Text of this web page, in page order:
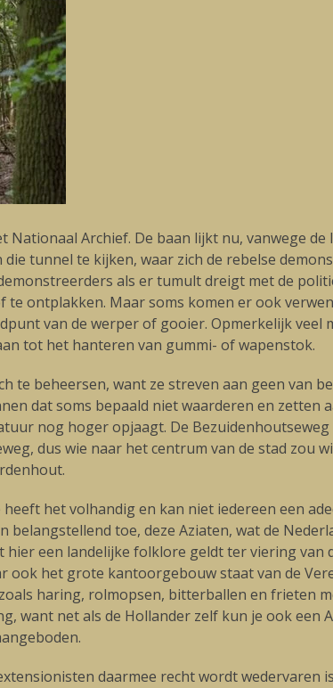
Archief. De baan lijkt nu, vanwege
tunnel te kijken, waar zich de rebelse
als er tumult dreigt met de
ontplakken. Maar soms komen er ook
van de werper of gooier. Opmerkelijk veel
tot het hanteren van gummi- of wapenstok.
beheersen, want ze streven aan geen van
dat soms bepaald niet waarderen en
nog hoger opjaagt. De
dus wie naar het centrum van de stad zou
het volhandig en kan niet iedereen een
toe, deze Aziaten, wat de
een landelijke folklore geldt ter viering van
het grote kantoorgebouw staat van de
haring, rolmopsen, bitterballen en frieten
want net als de Hollander zelf kun je ook een
daarmee recht wordt wedervaren